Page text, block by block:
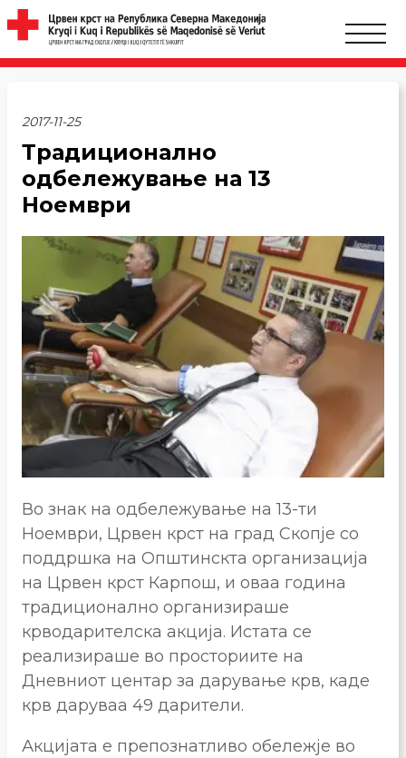
2017-11-25
Традиционално
одбележување на 13
Ноември
Во знак на одбележување на 13-ти
Ноември, Црвен крст на град Скопје со
поддршка на Општинскта организација
на Црвен крст Карпош, и оваа година
традиционално организираше
крводарителска акција. Истата се
реализираше во просториите на
Дневниот центар за дарување крв, каде
крв даруваа 49 дарители.
Акцијата е препознатливо обележје во